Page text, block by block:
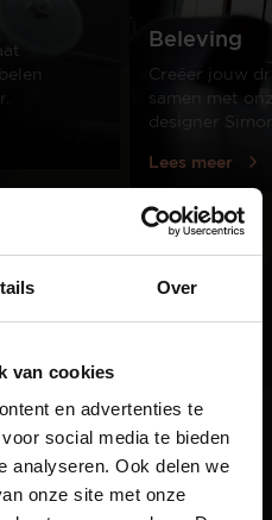
Over
van cookies
en advertenties te
social media te bieden
analyseren. Ook delen we
onze site met onze
Beleving
Creëer jouw
samen met
designer
Lees meer